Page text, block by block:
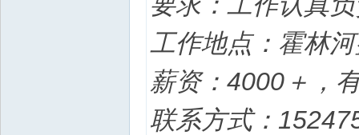
工作地点：霍林
薪资：4000＋，
联系方式：